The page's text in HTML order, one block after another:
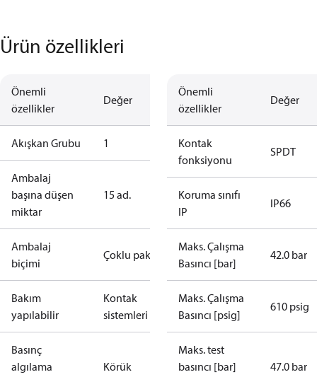
Ürün özellikleri
Önemli
özellikler
Değer
Akışkan Grubu 1
Ambalaj
başına düşen
miktar
15 ad.
Ambalaj
biçimi
Çoklu paket
Bakım
yapılabilir
Kontak
sistemleri
Basınç
algılama
Körük
Önemli
özellikler
Değer
Kontak
fonksiyonu
SPDT
Koruma sınıfı
IP
IP66
Maks. Çalışma
Basıncı [bar]
42.0 bar
Maks. Çalışma
Basıncı [psig]
610 psig
Maks. test
basıncı [bar]
47.0 bar